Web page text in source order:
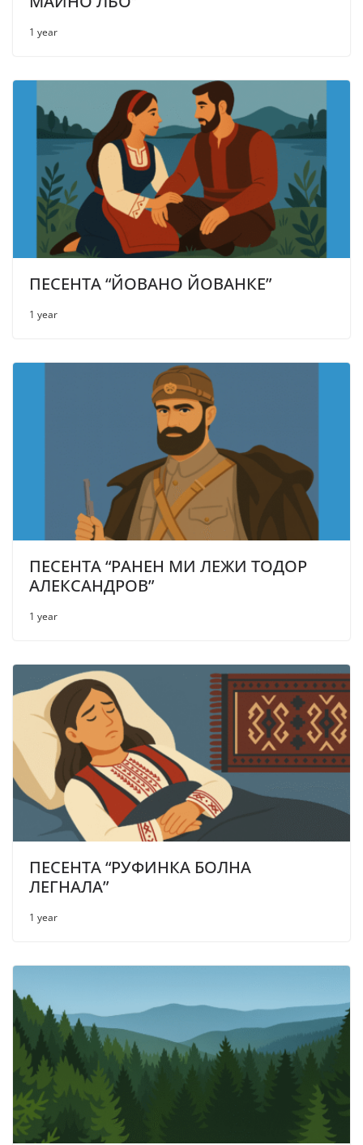
1 year
ПЕСЕНТА “ЙОВАНО ЙОВАНКЕ”
1 year
ПЕСЕНТА “РАНЕН МИ ЛЕЖИ ТОДОР
АЛЕКСАНДРОВ”
1 year
ПЕСЕНТА “РУФИНКА БОЛНА
ЛЕГНАЛА”
1 year